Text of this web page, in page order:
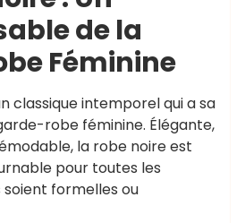
de la
Féminine
classique intemporel qui a sa
robe féminine. Élégante,
la robe noire est
pour toutes les
soient formelles ou